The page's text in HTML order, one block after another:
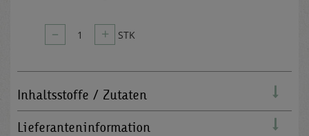
– 1 + STK
Inhaltsstoffe / Zutaten
Lieferanteninformation